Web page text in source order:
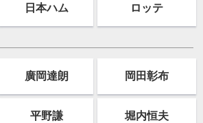
日本ハム ロッテ
廣岡達朗 岡田彰布
平野謙 堀内恒夫